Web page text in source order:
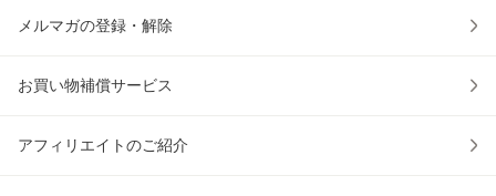
メルマガの登録・解除
お買い物補償サービス
アフィリエイトのご紹介